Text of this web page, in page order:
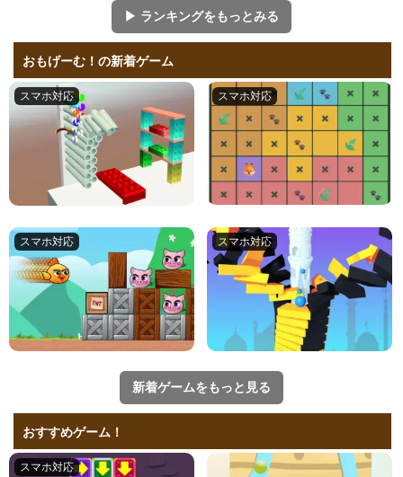
▶ ランキングをもっとみる
おもげーむ！の新着ゲーム
新着ゲームをもっと見る
おすすめゲーム！